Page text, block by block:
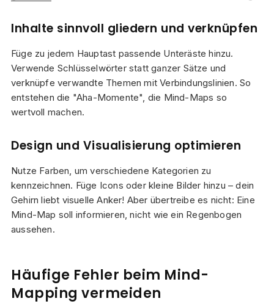
Inhalte sinnvoll gliedern und verknüpfen
Füge zu jedem Hauptast passende Unteräste hinzu.
Verwende Schlüsselwörter statt ganzer Sätze und
verknüpfe verwandte Themen mit Verbindungslinien. So
entstehen die "Aha-Momente", die Mind-Maps so
wertvoll machen.
Design und Visualisierung optimieren
Nutze Farben, um verschiedene Kategorien zu
kennzeichnen. Füge Icons oder kleine Bilder hinzu – dein
Gehirn liebt visuelle Anker! Aber übertreibe es nicht: Eine
Mind-Map soll informieren, nicht wie ein Regenbogen
aussehen.
Häufige Fehler beim Mind-
Mapping vermeiden